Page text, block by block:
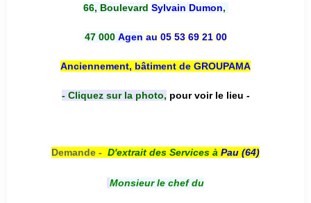
66, Boulevard Sylvain Dumon,
47 000 Agen au 05 53 69 21 00
Anciennement, bâtiment de GROUPAMA
- Cliquez sur la photo, pour voir le lieu -
Demande - D'extrait des Services à Pau (64)
Monsieur le chef du